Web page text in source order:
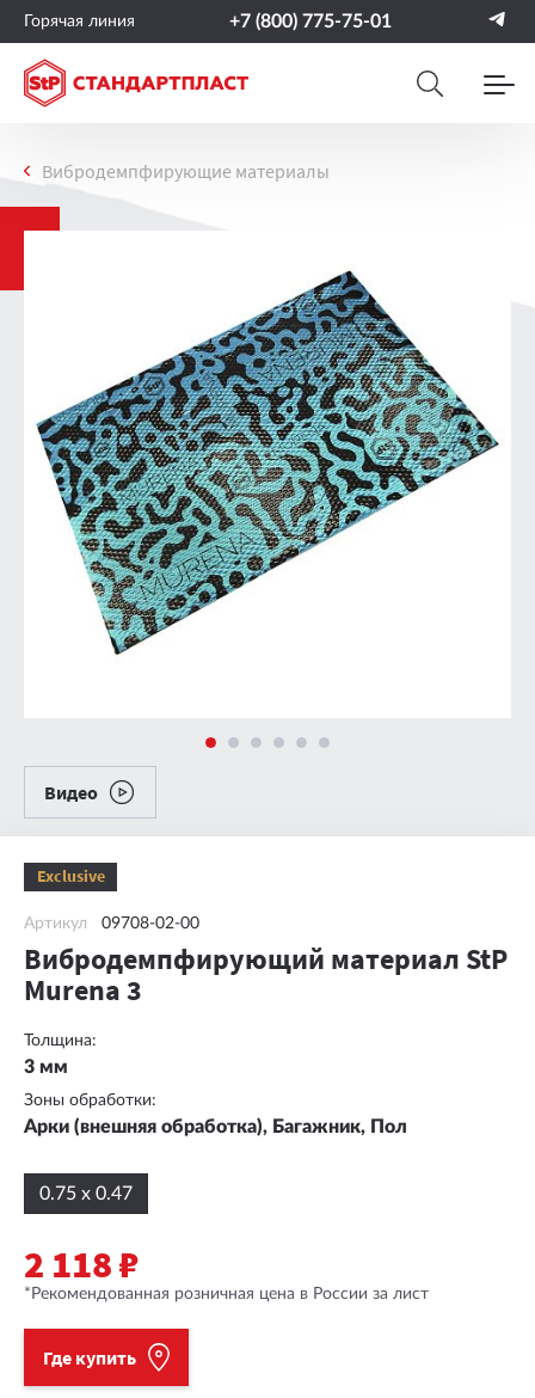
Горячая линия +7 (800) 775-75-01
Вибродемпфирующие материалы
Видео
Exclusive
Артикул 09708-02-00
Вибродемпфирующий материал StP
Murena 3
Толщина:
3 мм
Зоны обработки:
Арки (внешняя обработка), Багажник, Пол
0.75 x 0.47
2 118 ₽
*Рекомендованная розничная цена в России за лист
Где купить